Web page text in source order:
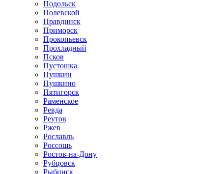
Подольск
Полевской
Правдинск
Приморск
Прокопьевск
Прохладный
Псков
Пустошка
Пушкин
Пушкино
Пятигорск
Раменское
Ревда
Реутов
Ржев
Рославль
Россошь
Ростов-на-Дону
Рубцовск
Рыбинск